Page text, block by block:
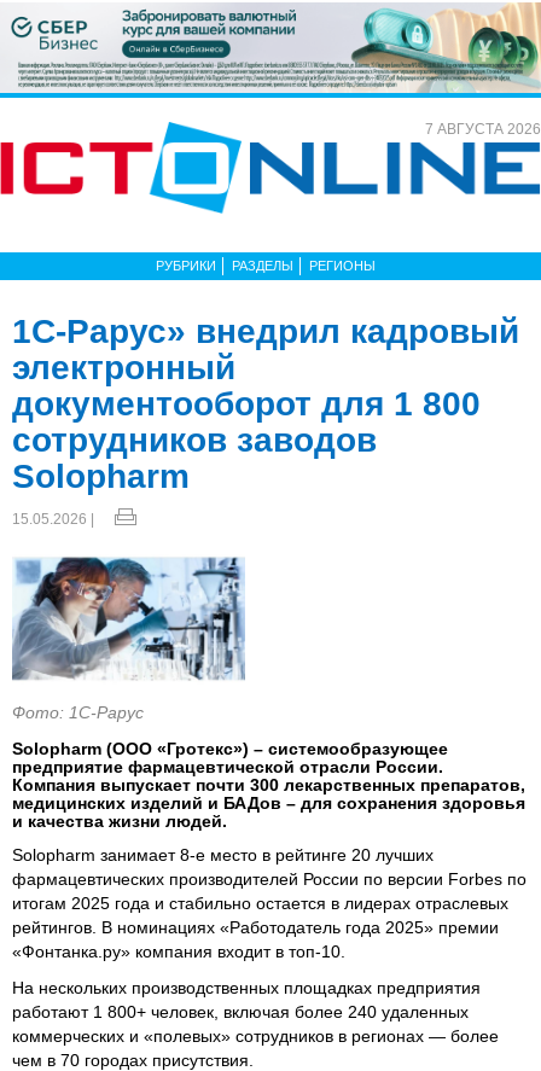
7 АВГУСТА 2026
РУБРИКИ РАЗДЕЛЫ РЕГИОНЫ
1С-Рарус» внедрил кадровый
электронный
документооборот для 1 800
сотрудников заводов
Solopharm
15.05.2026 |
Фото: 1С-Рарус
Solopharm (ООО «Гротекс») – системообразующее
предприятие фармацевтической отрасли России.
Компания выпускает почти 300 лекарственных препаратов,
медицинских изделий и БАДов – для сохранения здоровья
и качества жизни людей.
Solopharm занимает 8‑е место в рейтинге 20 лучших
фармацевтических производителей России по версии Forbes по
итогам 2025 года и стабильно остается в лидерах отраслевых
рейтингов. В номинациях «Работодатель года 2025» премии
«Фонтанка.ру» компания входит в топ-10.
На нескольких производственных площадках предприятия
работают 1 800+ человек, включая более 240 удаленных
коммерческих и «полевых» сотрудников в регионах — более
чем в 70 городах присутствия.